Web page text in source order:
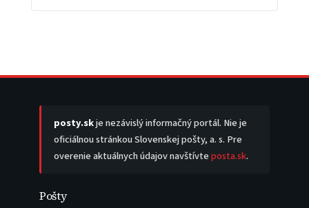
posty.skje nezávislý informačný portál. Nie je
oficiálnou stránkou Slovenskej pošty, a. s. Pre
overenie aktuálnych údajov navštívteposta.sk.
Pošty